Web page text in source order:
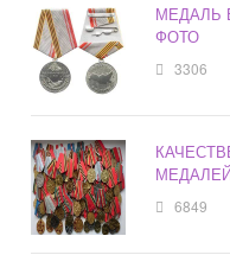
МЕДАЛЬ
ФОТО
3306
6849